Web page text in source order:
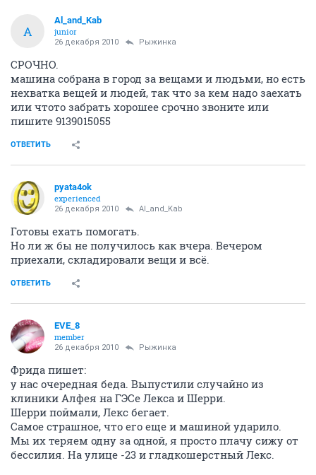
A
Al_and_Kab
junior
26 декабря 2010 Рыжинка
СРОЧНО.
машина собрана в город за вещами и людьми, но есть
нехватка вещей и людей, так что за кем надо заехать
или чтото забрать хорошее срочно звоните или
пишите 9139015055
ОТВЕТИТЬ
pyata4ok
experienced
26 декабря 2010 Al_and_Kab
Готовы ехать помогать.
Но ли ж бы не получилось как вчера. Вечером
приехали, складировали вещи и всё.
ОТВЕТИТЬ
EVE_8
member
26 декабря 2010 Рыжинка
Фрида пишет:
у нас очередная беда. Выпустили случайно из
клиники Алфея на ГЭСе Лекса и Шерри.
Шерри поймали, Лекс бегает.
Самое страшное, что его еще и машиной ударило.
Мы их теряем одну за одной, я просто плачу сижу от
бессилия. На улице -23 и гладкошерстный Лекс.